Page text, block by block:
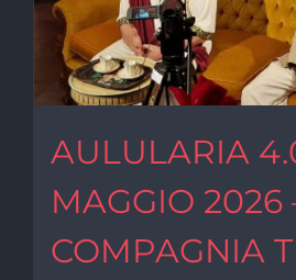
AULULARIA
MAGGIO 2026
COMPAGNIA